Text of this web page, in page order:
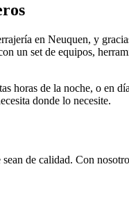
en Neuquen, y
un set de equipos,
horas de la noche, o en
donde lo necesite.
de calidad. Con